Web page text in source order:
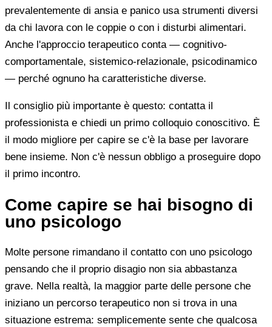
prevalentemente di ansia e panico usa strumenti diversi
da chi lavora con le coppie o con i disturbi alimentari.
Anche l'approccio terapeutico conta — cognitivo-
comportamentale, sistemico-relazionale, psicodinamico
— perché ognuno ha caratteristiche diverse.
Il consiglio più importante è questo: contatta il
professionista e chiedi un primo colloquio conoscitivo. È
il modo migliore per capire se c'è la base per lavorare
bene insieme. Non c'è nessun obbligo a proseguire dopo
il primo incontro.
Come capire se hai bisogno di
uno psicologo
Molte persone rimandano il contatto con uno psicologo
pensando che il proprio disagio non sia abbastanza
grave. Nella realtà, la maggior parte delle persone che
iniziano un percorso terapeutico non si trova in una
situazione estrema: semplicemente sente che qualcosa